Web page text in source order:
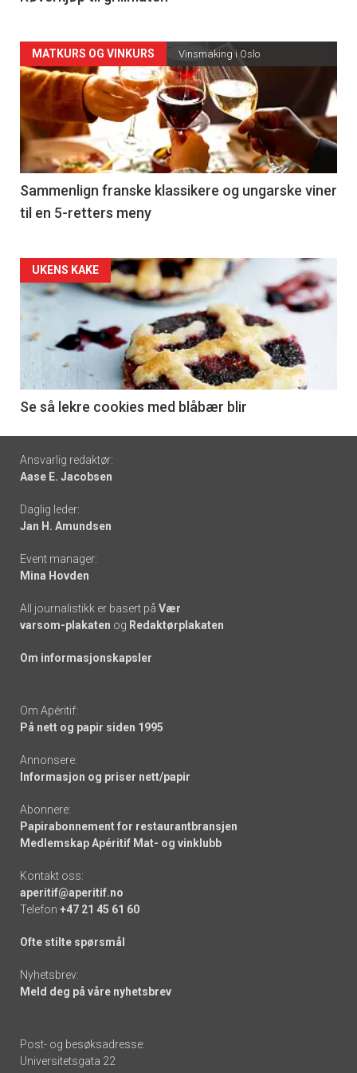
Forsiden
akkurat
nå
-
5
MATKURS OG VINKURS Vinsmaking i Oslo
Sammenlign franske klassikere og ungarske viner
til en 5-retters meny
Forsiden
akkurat
nå
6
UKENS KAKE
Se så lekre cookies med blåbær blir
Footer
-
links
Ansvarlig redaktør:
Aase E. Jacobsen
Daglig leder:
Jan H. Amundsen
Event manager:
Mina Hovden
All journalistikk er basert på Vær
varsom-plakaten og Redaktørplakaten
Om informasjonskapsler
Om Apéritif:
På nett og papir siden 1995
Annonsere:
Informasjon og priser nett/papir
Abonnere:
Papirabonnement for restaurantbransjen
Medlemskap Apéritif Mat- og vinklubb
Kontakt oss:
aperitif@aperitif.no
Telefon +47 21 45 61 60
Ofte stilte spørsmål
Nyhetsbrev:
Meld deg på våre nyhetsbrev
Post- og besøksadresse:
Universitetsgata 22